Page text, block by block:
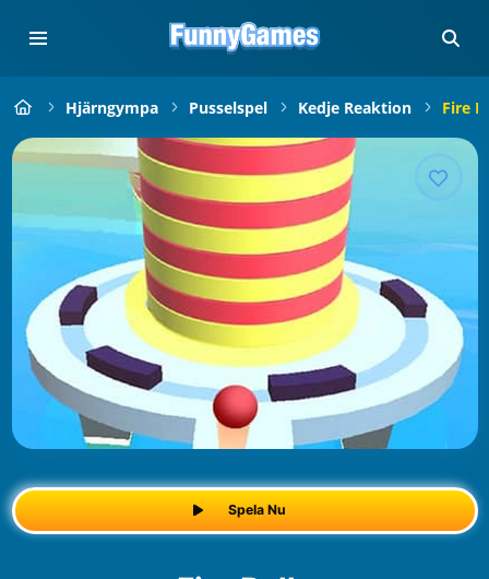
Hjärngympa Pusselspel Kedje Reaktion Fire
Spela Nu